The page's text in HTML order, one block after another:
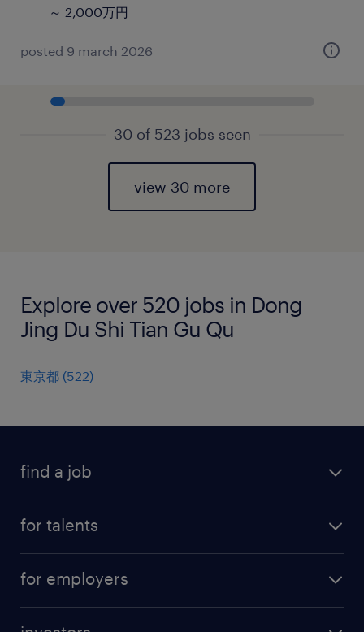
～ 2,000万円
posted 9 march 2026
30 of 523 jobs seen
view 30 more
Explore over 520 jobs in Dong
Jing Du Shi Tian Gu Qu
東京都 (522)
find a job
for talents
professional career
for employers